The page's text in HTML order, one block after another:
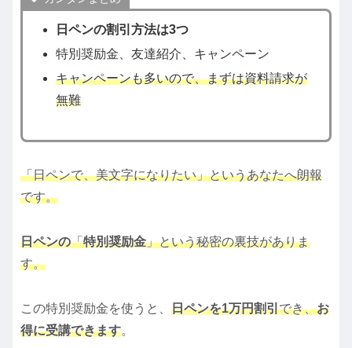
日ペンの割引方法は3つ
特別奨励金、友達紹介、キャンペーン
キャンペーンも多いので、まずは資料請求が
無難
「日ペンで、美文字になりたい」というあなたへ朗報
です。
日ペンの「特別奨励金」という秘密の裏技がありま
す。
この特別奨励金を使うと、 日ペンを1万円割引でき、お
得に受講できます。